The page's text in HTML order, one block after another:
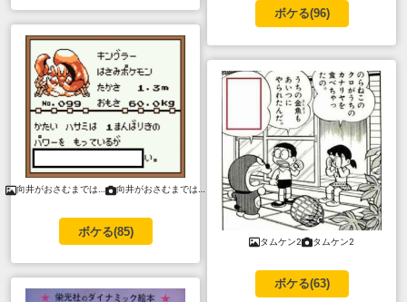
向井がおさむまでは… 向井がおさむまでは…
ボケる(85)
ボケる(96)
タムケン2 タムケン2
ボケる(63)